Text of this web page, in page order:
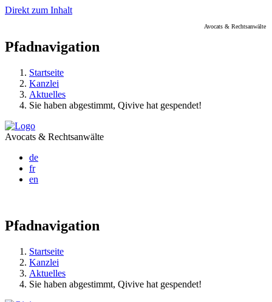
Direkt zum Inhalt
Avocats & Rechtsanwälte
Pfadnavigation
Startseite
Kanzlei
Aktuelles
Sie haben abgestimmt, Qivive hat gespendet!
Avocats & Rechtsanwälte
de
fr
en
Pfadnavigation
Startseite
Kanzlei
Aktuelles
Sie haben abgestimmt, Qivive hat gespendet!